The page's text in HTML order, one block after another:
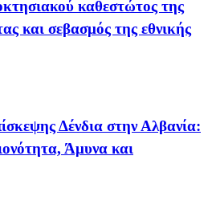
καθεστώτος της
και σεβασμός της εθνικής
Δένδια στην Αλβανία:
Άμυνα και